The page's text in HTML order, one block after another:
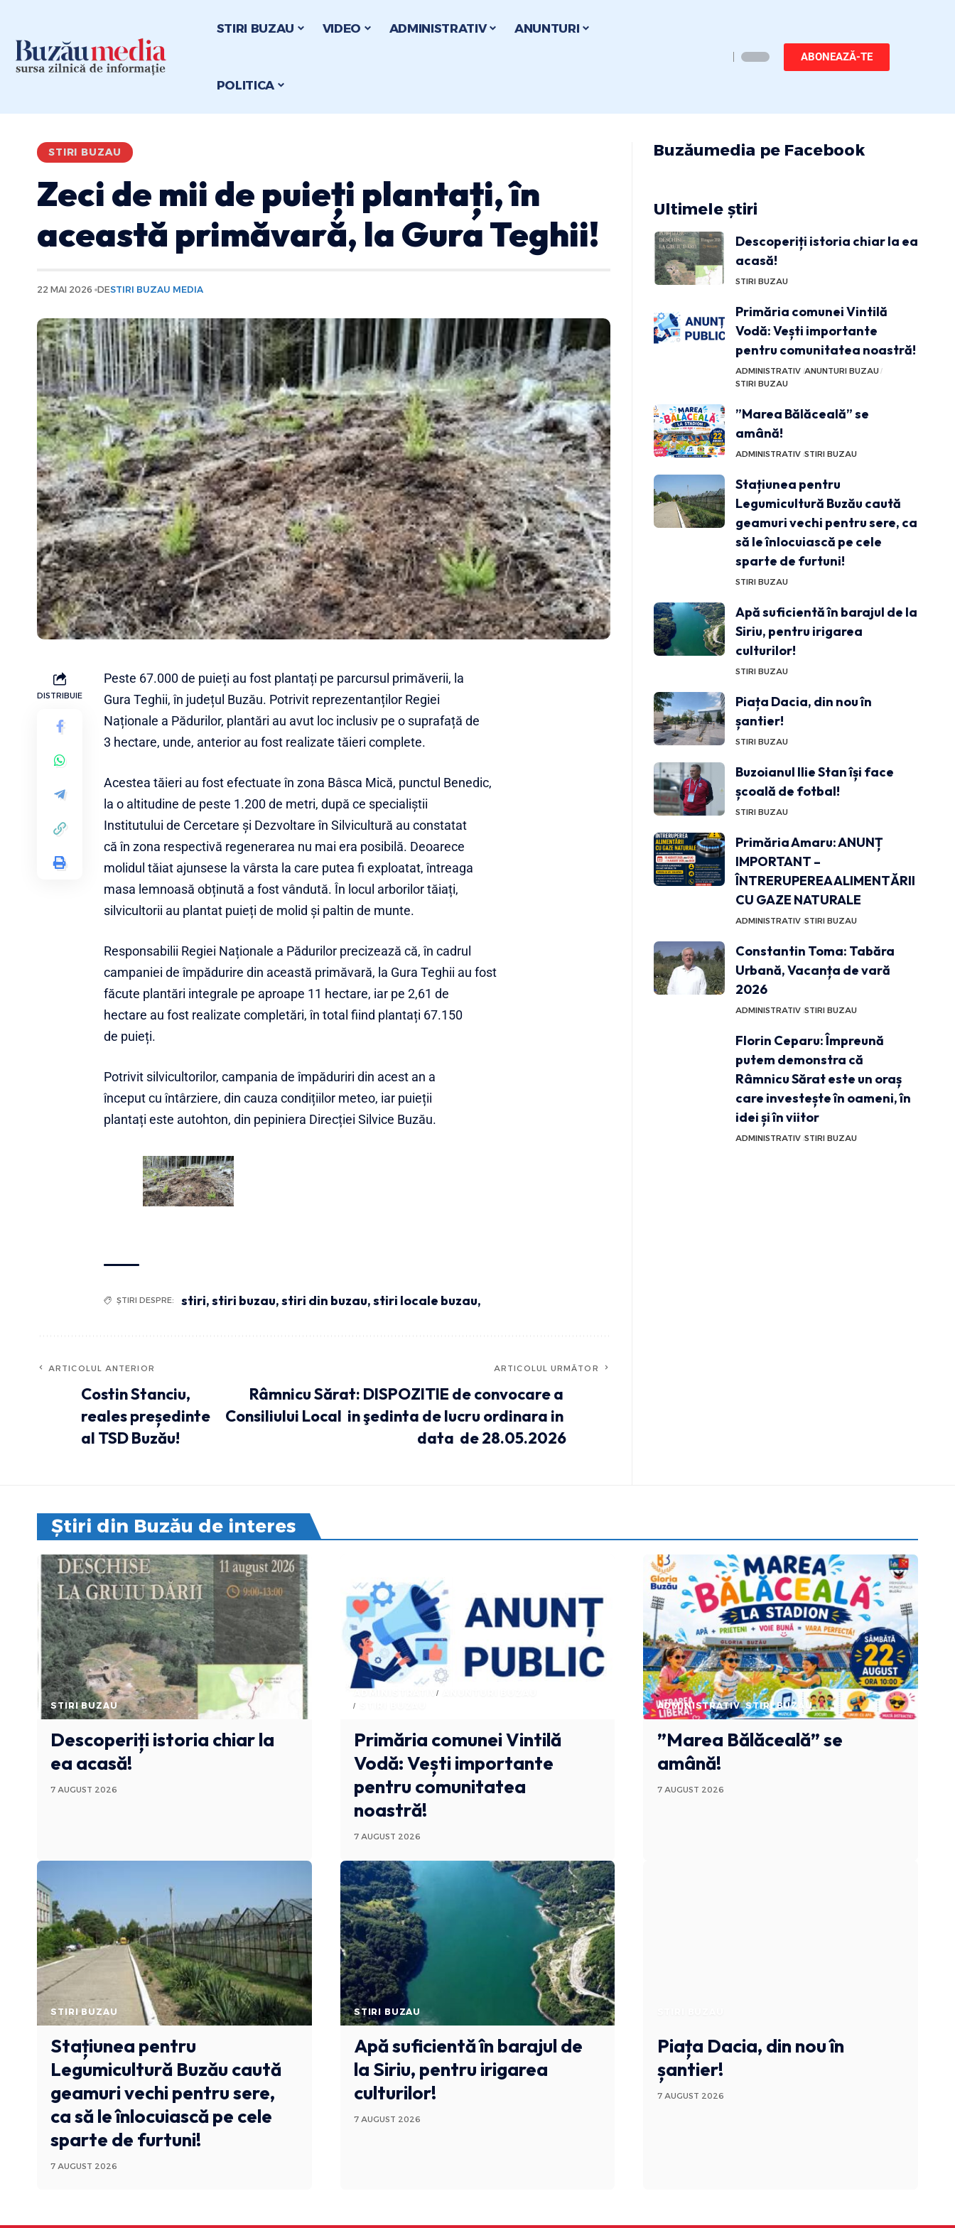
STIRI BUZAU VIDEO ADMINISTRATIV ANUNTURI
POLITICA
ABONEAZĂ-TE
STIRI BUZAU
Zeci de mii de puieți plantați, în
această primăvară, la Gura Teghii!
22 MAI 2026 DESTIRI BUZAU MEDIA
DISTRIBUIE
Peste 67.000 de puieți au fost plantați pe parcursul primăverii, la
Gura Teghii, în județul Buzău. Potrivit reprezentanților Regiei
Naționale a Pădurilor, plantări au avut loc inclusiv pe o suprafață de
3 hectare, unde, anterior au fost realizate tăieri complete.
Acestea tăieri au fost efectuate în zona Bâsca Mică, punctul Benedic,
la o altitudine de peste 1.200 de metri, după ce specialiștii
Institutului de Cercetare și Dezvoltare în Silvicultură au constatat
că în zona respectivă regenerarea nu mai era posibilă. Deoarece
molidul tăiat ajunsese la vârsta la care putea fi exploatat, întreaga
masa lemnoasă obținută a fost vândută. În locul arborilor tăiați,
silvicultorii au plantat puieți de molid și paltin de munte.
Responsabilii Regiei Naționale a Pădurilor precizează că, în cadrul
campaniei de împădurire din această primăvară, la Gura Teghii au fost
făcute plantări integrale pe aproape 11 hectare, iar pe 2,61 de
hectare au fost realizate completări, în total fiind plantați 67.150
de puieți.
Potrivit silvicultorilor, campania de împăduriri din acest an a
început cu întârziere, din cauza condițiilor meteo, iar puieții
plantați este autohton, din pepiniera Direcției Silvice Buzău.
ȘTIRI DESPRE: stiri,stiri buzau,stiri din buzau,stiri locale buzau,
ARTICOLUL ANTERIOR
Costin Stanciu,
reales președinte
al TSD Buzău!
ARTICOLUL URMĂTOR
Râmnicu Sărat: DISPOZITIE de convocare a
Consiliului Local in şedinta de lucru ordinara in
data de 28.05.2026
Buzăumedia pe Facebook
Ultimele știri
Descoperiți istoria chiar la ea
acasă!
STIRI BUZAU
Primăria comunei Vintilă
Vodă: Vești importante
pentru comunitatea noastră!
ADMINISTRATIV ANUNTURI BUZAU
STIRI BUZAU
”Marea Bălăceală” se
amână!
ADMINISTRATIV STIRI BUZAU
Stațiunea pentru
Legumicultură Buzău caută
geamuri vechi pentru sere, ca
să le înlocuiască pe cele
sparte de furtuni!
STIRI BUZAU
Apă suficientă în barajul de la
Siriu, pentru irigarea
culturilor!
STIRI BUZAU
Piața Dacia, din nou în
șantier!
STIRI BUZAU
Buzoianul Ilie Stan își face
școală de fotbal!
STIRI BUZAU
Primăria Amaru: ANUNȚ
IMPORTANT –
ÎNTRERUPEREA ALIMENTĂRII
CU GAZE NATURALE
ADMINISTRATIV STIRI BUZAU
Constantin Toma: Tabăra
Urbană, Vacanța de vară
2026
ADMINISTRATIV STIRI BUZAU
Florin Ceparu: Împreună
putem demonstra că
Râmnicu Sărat este un oraș
care investește în oameni, în
idei și în viitor
ADMINISTRATIV STIRI BUZAU
Știri din Buzău de interes
STIRI BUZAU
Descoperiți istoria chiar la
ea acasă!
7 AUGUST 2026
ADMINISTRATIV
Primăria comunei Vintilă
Vodă: Vești importante
pentru comunitatea
noastră!
7 AUGUST 2026
ADMINISTRATIV STIRI BUZAU
”Marea Bălăceală” se
amână!
7 AUGUST 2026
STIRI BUZAU
Stațiunea pentru
Legumicultură Buzău caută
geamuri vechi pentru sere,
ca să le înlocuiască pe cele
sparte de furtuni!
7 AUGUST 2026
STIRI BUZAU
Apă suficientă în barajul de
la Siriu, pentru irigarea
culturilor!
7 AUGUST 2026
Piața Dacia, din nou în
șantier!
7 AUGUST 2026